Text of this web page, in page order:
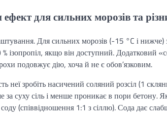
для сильних морозів та
Для сильних морозів (-15 °C і нижче)
ізопропіл, якщо він доступний. Додатковий
подовжує дію, хоча й не є обов’язковим.
неї зробіть насичений соляний розсіл (1
суху сіль і менше проникає в пори бетону.
(співвідношення 1:1 з сіллю). Сода дає